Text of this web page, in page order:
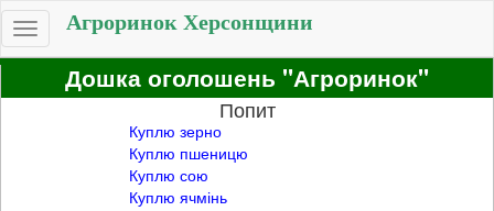
Toggle
navigation
Агроринок Херсонщини
Дошка оголошень "Агроринок"
Попит
Куплю зерно
Куплю пшеницю
Куплю сою
Куплю ячмінь